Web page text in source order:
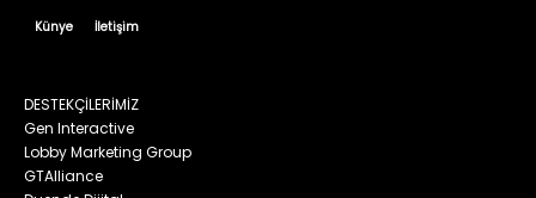
Künye İletişim
DESTEKÇİLERİMİZ
Gen Interactive
Lobby Marketing Group
GTAlliance